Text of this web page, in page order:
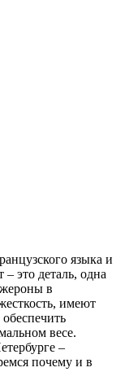
языка и
это деталь, одна
в
имеют
весе.
–
почему и в